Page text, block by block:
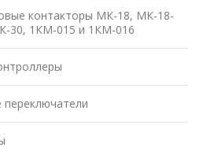
контакторы МК-18, МК-18-
30, 1КМ-015 и 1КМ-016